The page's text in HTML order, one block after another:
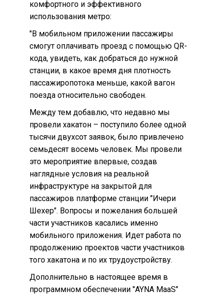
комфортного и эффективного
использования метро:
"В мобильном приложении пассажиры
смогут оплачивать проезд с помощью QR-
кода, увидеть, как добраться до нужной
станции, в какое время дня плотность
пассажиропотока меньше, какой вагон
поезда относительно свободен.
Между тем добавлю, что недавно мы
провели хакатон – поступило более одной
тысячи двухсот заявок, было привлечено
семьдесят восемь человек. Мы провели
это мероприятие впервые, создав
наглядные условия на реальной
инфраструктуре на закрытой для
пассажиров платформе станции "Ичери
Шехер". Вопросы и пожелания большей
части участников касались именно
мобильного приложения. Идет работа по
продолжению проектов части участников
того хакатона и по их трудоустройству.
Дополнительно в настоящее время в
программном обеспечении "AYNA MaaS"